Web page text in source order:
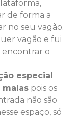
de forma a
no seu vagão.
vagão e fui
o
especial
malas pois os
não são
espaço, só